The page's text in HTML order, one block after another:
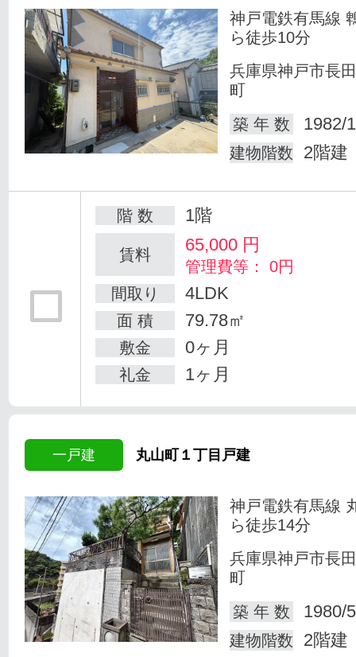
神戸電鉄有馬線
ら徒歩10分
兵庫県神戸市長
町
築 年 数
1982/
建物階数 2階建
階 数 1階
賃料 65,000 円
管理費等： 0円
間取り
4LDK
面 積 79.78㎡
敷金 0ヶ月
礼金 1ヶ月
一戸建 丸山町１丁目戸建
神戸電鉄有馬線
ら徒歩14分
兵庫県神戸市長
町
築 年 数
1980/
建物階数 2階建